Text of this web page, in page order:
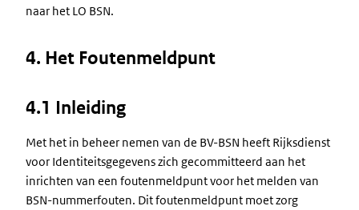
naar het LO BSN.
4. Het Foutenmeldpunt
4.1 Inleiding
Met het in beheer nemen van de BV-BSN heeft Rijksdienst
voor Identiteitsgegevens zich gecommitteerd aan het
inrichten van een foutenmeldpunt voor het melden van
BSN-nummerfouten. Dit foutenmeldpunt moet zorg